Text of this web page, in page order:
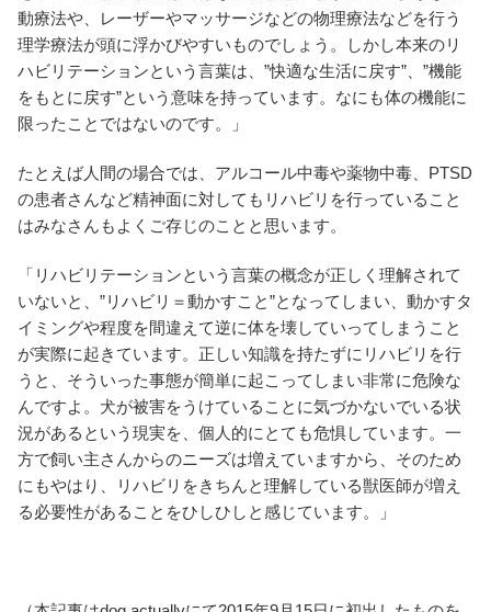
動療法や、レーザーやマッサージなどの物理療法などを行う
理学療法が頭に浮かびやすいものでしょう。しかし本来のリ
ハビリテーションという言葉は、”快適な生活に戻す”、”機能
をもとに戻す”という意味を持っています。なにも体の機能に
限ったことではないのです。」
たとえば人間の場合では、アルコール中毒や薬物中毒、PTSD
の患者さんなど精神面に対してもリハビリを行っていること
はみなさんもよくご存じのことと思います。
「リハビリテーションという言葉の概念が正しく理解されて
いないと、”リハビリ＝動かすこと”となってしまい、動かすタ
イミングや程度を間違えて逆に体を壊していってしまうこと
が実際に起きています。正しい知識を持たずにリハビリを行
うと、そういった事態が簡単に起こってしまい非常に危険な
んですよ。犬が被害をうけていることに気づかないでいる状
況があるという現実を、個人的にとても危惧しています。一
方で飼い主さんからのニーズは増えていますから、そのため
にもやはり、リハビリをきちんと理解している獣医師が増え
る必要性があることをひしひしと感じています。」